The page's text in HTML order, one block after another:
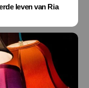
leven van Ria